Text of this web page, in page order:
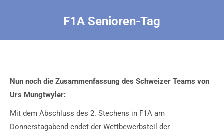
F1A Senioren-Tag
Nun noch die Zusammenfassung des Schweizer Teams von
Urs Mungtwyler:
Mit dem Abschluss des 2. Stechens in F1A am
Donnerstagabend endet der Wettbewerbsteil der